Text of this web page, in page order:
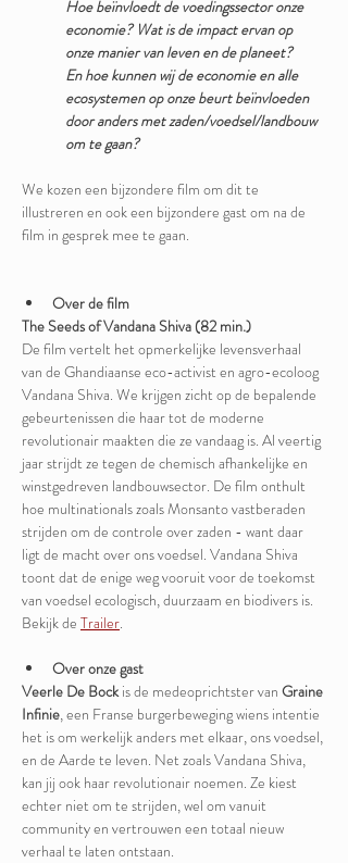
Hoe beïnvloedt de voedingssector onze
economie? Wat is de impact ervan op
onze manier van leven en de planeet?
En hoe kunnen wij de economie en alle
ecosystemen op onze beurt beïnvloeden
door anders met zaden/voedsel/landbouw
om te gaan?
We kozen een bijzondere film om dit te
illustreren en ook een bijzondere gast om na de
film in gesprek mee te gaan.
Over de film
The Seeds of Vandana Shiva (82 min.)
De film vertelt het opmerkelijke levensverhaal
van de Ghandiaanse eco-activist en agro-ecoloog
Vandana Shiva. We krijgen zicht op de bepalende
gebeurtenissen die haar tot de moderne
revolutionair maakten die ze vandaag is. Al veertig
jaar strijdt ze tegen de chemisch afhankelijke en
winstgedreven landbouwsector. De film onthult
hoe multinationals zoals Monsanto vastberaden
strijden om de controle over zaden - want daar
ligt de macht over ons voedsel. Vandana Shiva
toont dat de enige weg vooruit voor de toekomst
van voedsel ecologisch, duurzaam en biodivers is.
Bekijk de Trailer.
Over onze gast
Veerle De Bock is de medeoprichtster van Graine
Infinie, een Franse burgerbeweging wiens intentie
het is om werkelijk anders met elkaar, ons voedsel,
en de Aarde te leven. Net zoals Vandana Shiva,
kan jij ook haar revolutionair noemen. Ze kiest
echter niet om te strijden, wel om vanuit
community en vertrouwen een totaal nieuw
verhaal te laten ontstaan.